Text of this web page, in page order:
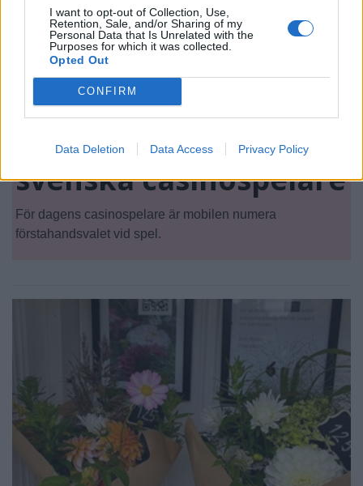
I want to opt-out of Collection, Use,
Retention, Sale, and/or Sharing of my
Personal Data that Is Unrelated with the
Purposes for which it was collected.
Opted Out
CONFIRM
Data Deletion Data Access Privacy Policy
Mobilen blir
förstahandsvalet för
svenska casinospelare
För dagens casinospelare är mobilen numera
förstahandsvalet vid spel.